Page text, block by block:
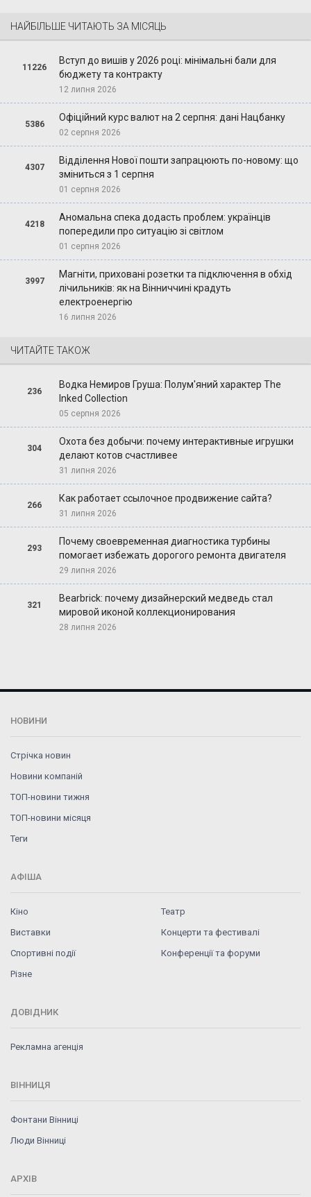
НАЙБІЛЬШЕ ЧИТАЮТЬ ЗА МІСЯЦЬ
11226
Вступ до вишів у 2026 році: мінімальні бали для
бюджету та контракту
12 липня 2026
5386
Офіційний курс валют на 2 серпня: дані Нацбанку
02 серпня 2026
4307
Відділення Нової пошти запрацюють по-новому: що
зміниться з 1 серпня
01 серпня 2026
4218
Аномальна спека додасть проблем: українців
попередили про ситуацію зі світлом
01 серпня 2026
3997
Магніти, приховані розетки та підключення в обхід
лічильників: як на Вінниччині крадуть
електроенергію
16 липня 2026
ЧИТАЙТЕ ТАКОЖ
236
Водка Немиров Груша: Полум'яний характер The
Inked Collection
05 серпня 2026
304
Охота без добычи: почему интерактивные игрушки
делают котов счастливее
31 липня 2026
266
Как работает ссылочное продвижение сайта?
31 липня 2026
293
Почему своевременная диагностика турбины
помогает избежать дорогого ремонта двигателя
29 липня 2026
321
Bearbrick: почему дизайнерский медведь стал
мировой иконой коллекционирования
28 липня 2026
НОВИНИ
Стрічка новин
Новини компаній
ТОП-новини тижня
ТОП-новини місяця
Теги
АФІША
Кіно
Театр
Виставки
Концерти та фестивалі
Спортивні події
Конференції та форуми
Різне
ДОВІДНИК
Рекламна агенція
ВІННИЦЯ
Фонтани Вінниці
Люди Вінниці
АРХІВ